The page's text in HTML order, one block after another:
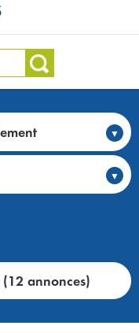
annonces)